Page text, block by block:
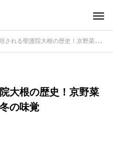
聖護院大根の歴史！京野菜を代表する丸くて甘い冬の味覚
大根の歴史！京野菜
の味覚